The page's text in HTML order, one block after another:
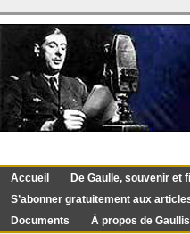
Accueil De Gaulle, souvenir et
S’abonner gratuitement aux
Documents
À propos de